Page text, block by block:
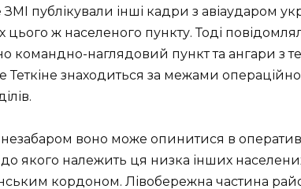
публікували інші кадри з авіаударом
цього ж населеного пункту. Тоді
командно-наглядовий пункт та ангари з
Теткіне знаходиться за межами
воно може опинитися в
якого належить ця низка інших
кордоном. Лівобережна частина